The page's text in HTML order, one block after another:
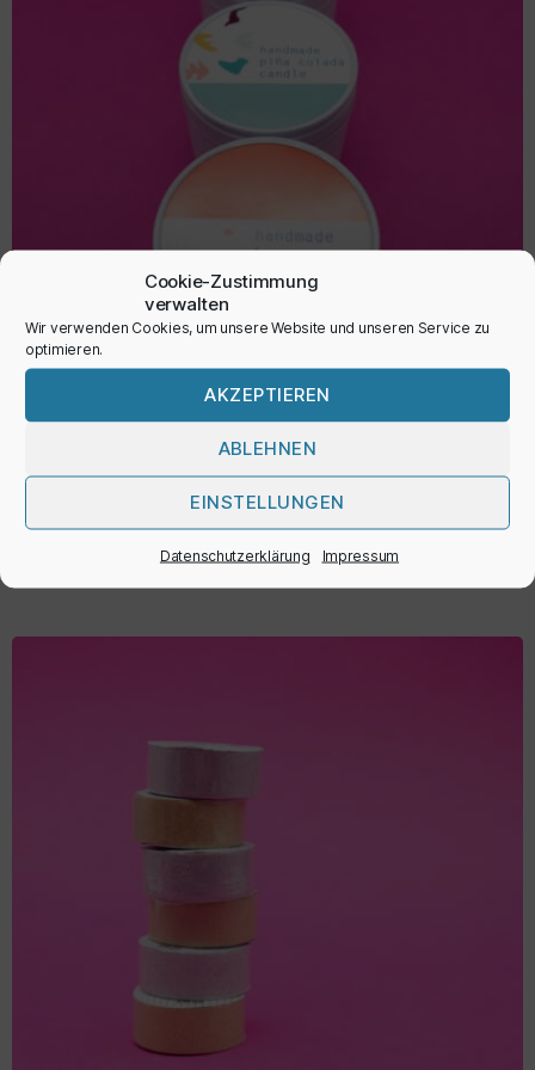
Cookie-Zustimmung
verwalten
Wir verwenden Cookies, um unsere Website und unseren Service zu
optimieren.
AKZEPTIEREN
ABLEHNEN
EINSTELLUNGEN
Datenschutzerklärung Impressum
Duftkerze
10,90€
inkl. MwSt.
AUSFÜHRUNG WÄHLEN